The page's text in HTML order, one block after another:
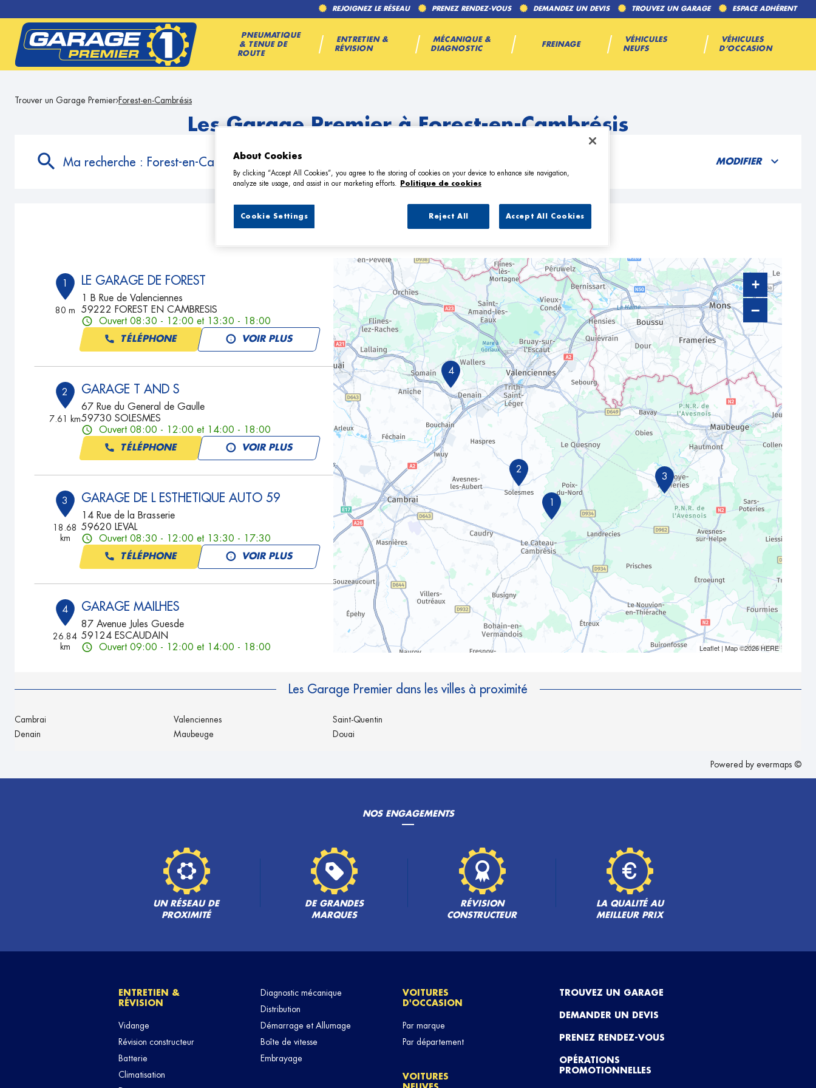
REJOIGNEZ LE RÉSEAU PRENEZ RENDEZ-VOUS DEMANDEZ UN DEVIS TROUVEZ UN GARAGE ESPACE ADHÉRENT
PNEUMATIQUE
& TENUE DE
ROUTE
ENTRETIEN &
RÉVISION
MÉCANIQUE &
DIAGNOSTIC
FREINAGE
VÉHICULES
NEUFS
VÉHICULES
D’OCCASION
Trouver un Garage Premier Forest-en-Cambrésis
Les Garage Premier à Forest-en-Cambrésis
Ma recherche : Forest-en-Cambrésis MODIFIER
4 Garage Premier à Forest-en-Cambrésis
1
80 m
LE GARAGE DE FOREST
1 B Rue de Valenciennes
59222 FOREST EN CAMBRESIS
Ouvert 08:30 - 12:00 et 13:30 - 18:00
TÉLÉPHONE VOIR PLUS
2
7.61 km
GARAGE T AND S
67 Rue du General de Gaulle
59730 SOLESMES
Ouvert 08:00 - 12:00 et 14:00 - 18:00
TÉLÉPHONE VOIR PLUS
3
18.68
km
GARAGE DE L ESTHETIQUE AUTO 59
14 Rue de la Brasserie
59620 LEVAL
Ouvert 08:30 - 12:00 et 13:30 - 17:30
TÉLÉPHONE VOIR PLUS
4
26.84
km
GARAGE MAILHES
87 Avenue Jules Guesde
59124 ESCAUDAIN
Ouvert 09:00 - 12:00 et 14:00 - 18:00
4
3
2
1
+
−
Leaflet| Map ©2026HERE
Les Garage Premier dans les villes à proximité
Cambrai
Denain
Valenciennes
Maubeuge
Saint-Quentin
Douai
Powered by evermaps ©
NOS ENGAGEMENTS
UN RÉSEAU DE
PROXIMITÉ
DE GRANDES
MARQUES
RÉVISION
CONSTRUCTEUR
LA QUALITÉ AU
MEILLEUR PRIX
ENTRETIEN &
RÉVISION
Vidange
Révision constructeur
Batterie
Climatisation
Diagnostic mécanique
Distribution
Démarrage et Allumage
Boîte de vitesse
Embrayage
VOITURES
D'OCCASION
Par marque
Par département
VOITURES
TROUVEZ UN GARAGE
DEMANDER UN DEVIS
PRENEZ RENDEZ-VOUS
OPÉRATIONS
PROMOTIONNELLES
About Cookies
By clicking “Accept All Cookies”, you agree to the storing of cookies on your device to enhance site navigation,
analyze site usage, and assist in our marketing efforts.
Politique de cookies
Reject All Accept All Cookies
Cookie Settings